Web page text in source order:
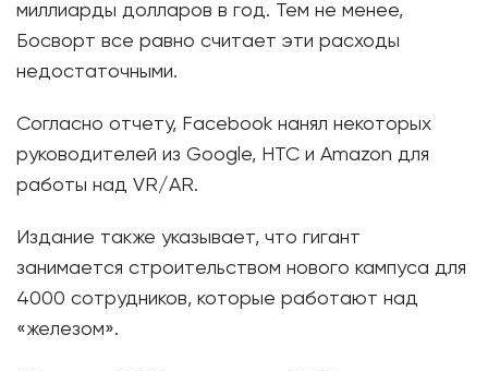
миллиарды долларов в год. Тем не менее,
Босворт все равно считает эти расходы
недостаточными.
Согласно отчету, Facebook нанял некоторых
руководителей из Google, HTC и Amazon для
работы над VR/AR.
Издание также указывает, что гигант
занимается строительством нового кампуса для
4000 сотрудников, которые работают над
«железом».